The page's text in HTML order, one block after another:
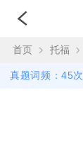
首页 托福
真题词频：45次